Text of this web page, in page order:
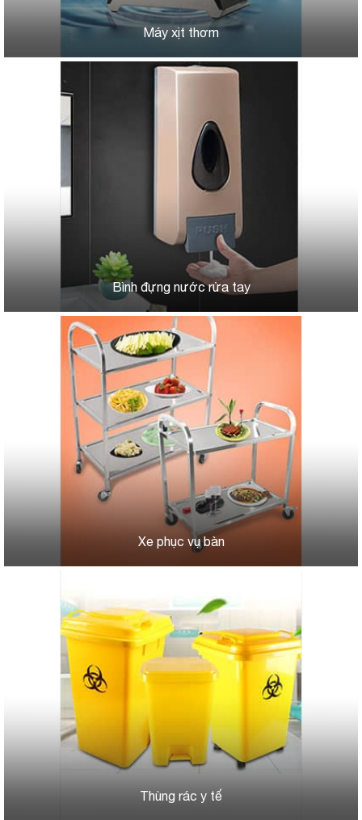
Máy xịt thơm
Bình đựng nước rửa tay
Xe phục vụ bàn
Thùng rác y tế